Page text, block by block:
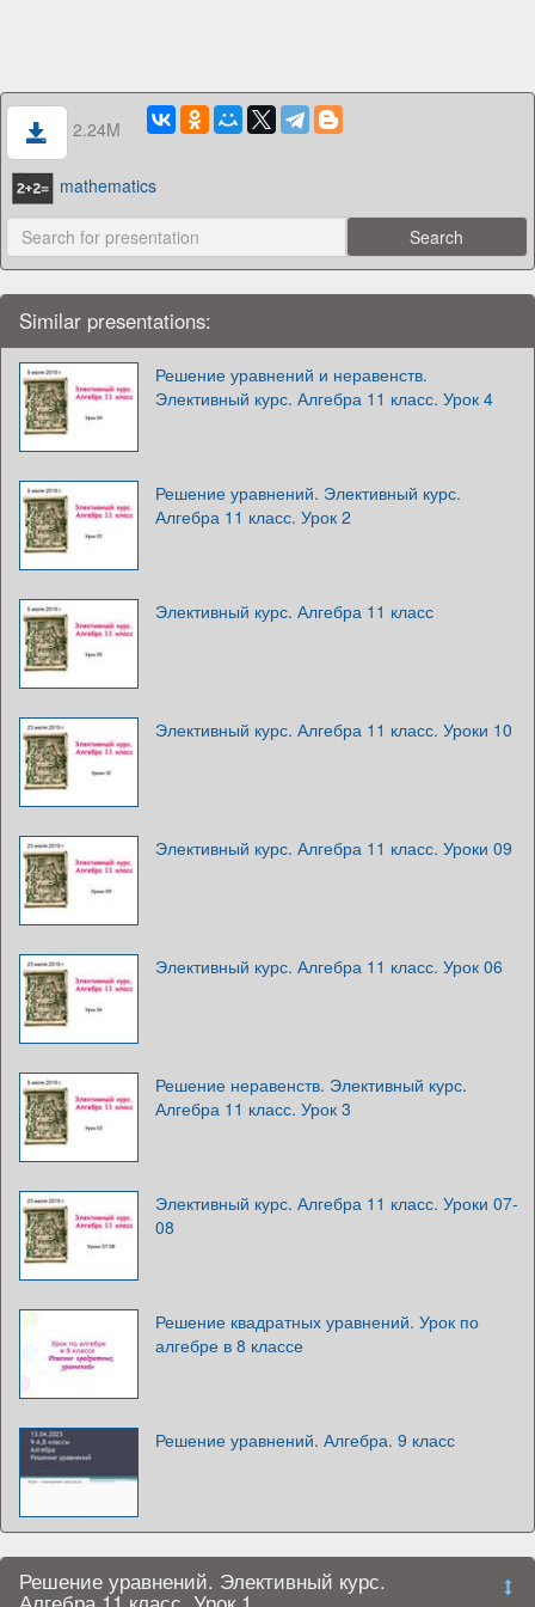
2.24M
mathematics
Similar presentations:
Решение уравнений и неравенств.
Элективный курс. Алгебра 11 класс. Урок 4
Решение уравнений. Элективный курс.
Алгебра 11 класс. Урок 2
Элективный курс. Алгебра 11 класс
Элективный курс. Алгебра 11 класс. Уроки 10
Элективный курс. Алгебра 11 класс. Уроки 09
Элективный курс. Алгебра 11 класс. Урок 06
Решение неравенств. Элективный курс.
Алгебра 11 класс. Урок 3
Элективный курс. Алгебра 11 класс. Уроки 07-
08
Решение квадратных уравнений. Урок по
алгебре в 8 классе
Решение уравнений. Алгебра. 9 класс
Решение уравнений. Элективный курс.